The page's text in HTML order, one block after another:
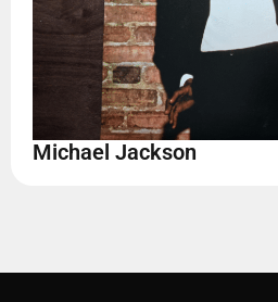
Michael Jackson